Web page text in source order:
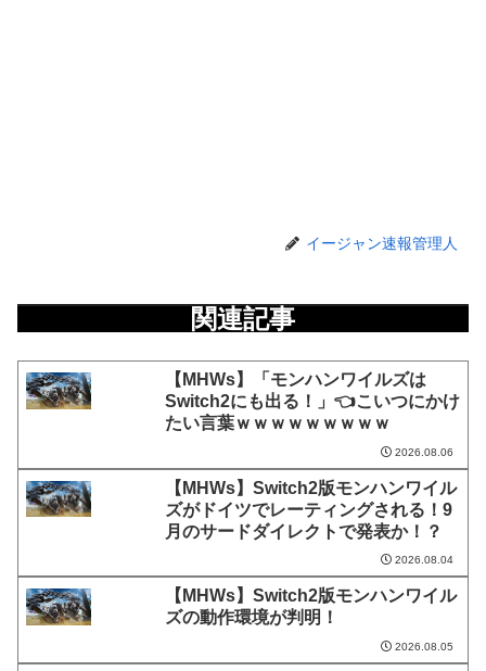
イージャン速報管理人
関連記事
【MHWs】「モンハンワイルズは
Switch2にも出る！」👈こいつにかけ
たい言葉ｗｗｗｗｗｗｗｗｗ
2026.08.06
【MHWs】Switch2版モンハンワイル
ズがドイツでレーティングされる！9
月のサードダイレクトで発表か！？
2026.08.04
【MHWs】Switch2版モンハンワイル
ズの動作環境が判明！
2026.08.05